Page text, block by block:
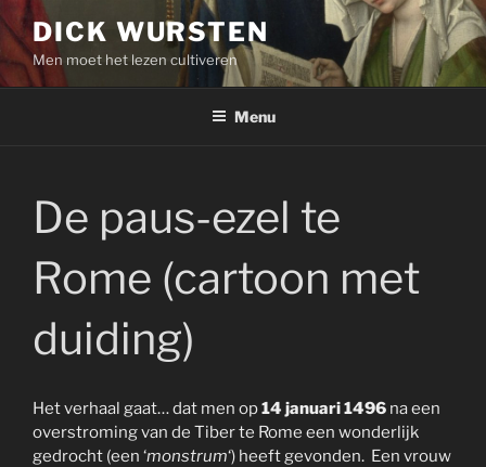
Skip
to
content
DICK WURSTEN
Men moet het lezen cultiveren
Menu
De paus-ezel te
Rome (cartoon met
duiding)
Het verhaal gaat… dat men op14 januari 1496 na een
overstroming van de Tiber te Rome een wonderlijk
gedrocht (een ‘monstrum‘) heeft gevonden. Een vrouw